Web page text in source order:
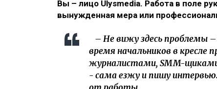
Вы – лицо Ulysmedia. Работа в поле
вынужденная мера или
– Не вижу здесь проблемы
время начальников в
журналистами, SMM-
- сама езжу и пишу